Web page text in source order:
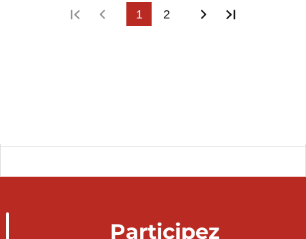
Première page
Page précédente
1 2 Page suivante
Participez